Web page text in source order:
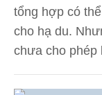
tổng hợp có
cho hạ du.
chưa cho phép